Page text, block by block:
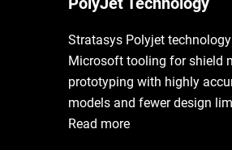
Stratasys Polyjet
Microsoft tooling for shield
prototyping with highly
models and fewer design
Read more